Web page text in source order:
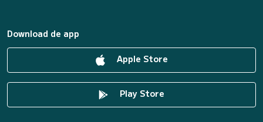
Download de app
Apple Store
Play Store